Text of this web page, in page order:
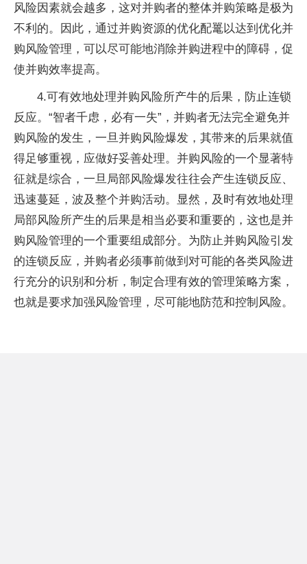
风险因素就会越多，这对并购者的整体并购策略是极为
不利的。因此，通过并购资源的优化配鼍以达到优化并
购风险管理，可以尽可能地消除并购进程中的障碍，促
使并购效率提高。
4.可有效地处理并购风险所产牛的后果，防止连锁
反应。“智者千虑，必有一失”，并购者无法完全避免并
购风险的发生，一旦并购风险爆发，其带来的后果就值
得足够重视，应做好妥善处理。并购风险的一个显著特
征就是综合，一旦局部风险爆发往往会产生连锁反应、
迅速蔓延，波及整个并购活动。显然，及时有效地处理
局部风险所产生的后果是相当必要和重要的，这也是并
购风险管理的一个重要组成部分。为防止并购风险引发
的连锁反应，并购者必须事前做到对可能的各类风险进
行充分的识别和分析，制定合理有效的管理策略方案，
也就是要求加强风险管理，尽可能地防范和控制风险。